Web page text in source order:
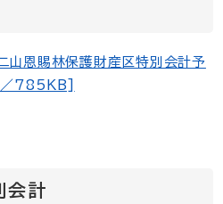
恩賜林保護財産区特別会計予
／785KB]
会計